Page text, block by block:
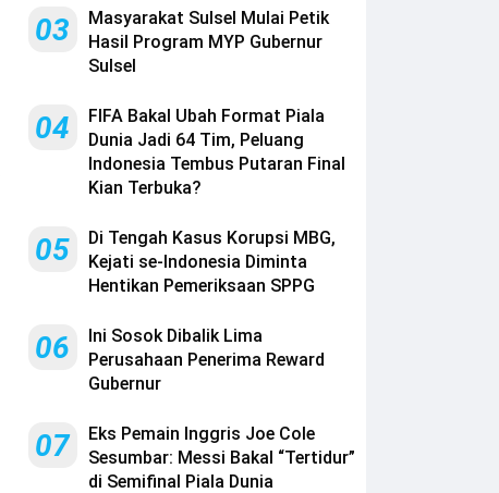
03
Masyarakat Sulsel Mulai Petik
Hasil Program MYP Gubernur
Sulsel
04
FIFA Bakal Ubah Format Piala
Dunia Jadi 64 Tim, Peluang
Indonesia Tembus Putaran Final
Kian Terbuka?
05
Di Tengah Kasus Korupsi MBG,
Kejati se-Indonesia Diminta
Hentikan Pemeriksaan SPPG
06
Ini Sosok Dibalik Lima
Perusahaan Penerima Reward
Gubernur
07
Eks Pemain Inggris Joe Cole
Sesumbar: Messi Bakal “Tertidur”
di Semifinal Piala Dunia